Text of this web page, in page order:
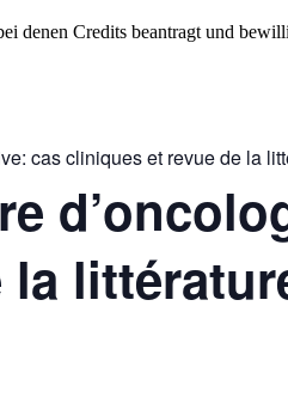
denen Credits beantragt und
cas cliniques et revue de la